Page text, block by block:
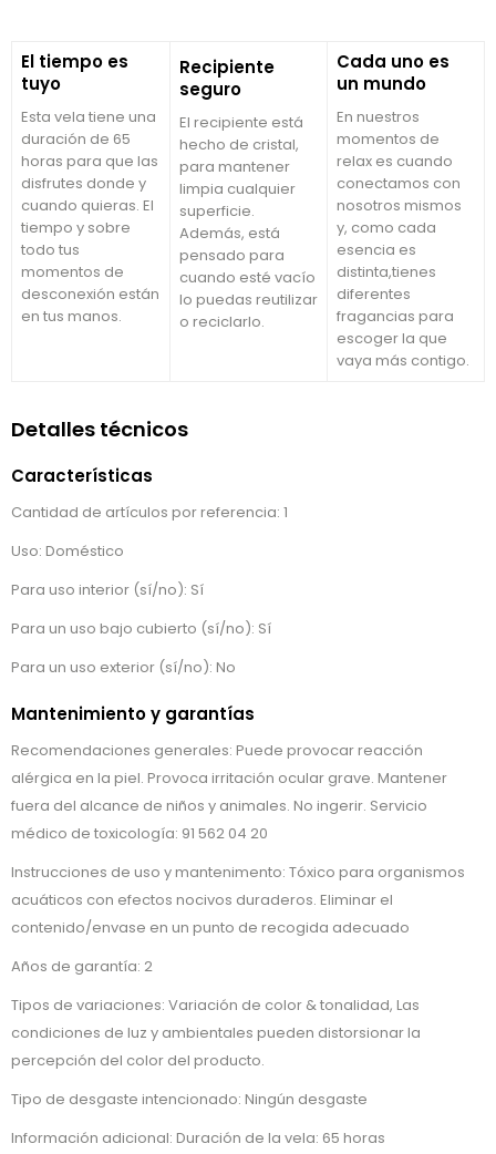
El tiempo es
tuyo
Esta vela tiene una
duración de 65
horas para que las
disfrutes donde y
cuando quieras. El
tiempo y sobre
todo tus
momentos de
desconexión están
en tus manos.
Recipiente
seguro
El recipiente está
hecho de cristal,
para mantener
limpia cualquier
superficie.
Además, está
pensado para
cuando esté vacío
lo puedas reutilizar
o reciclarlo.
Cada uno es
un mundo
En nuestros
momentos de
relax es cuando
conectamos con
nosotros mismos
y, como cada
esencia es
distinta,tienes
diferentes
fragancias para
escoger la que
vaya más contigo.
Detalles técnicos
Características
Cantidad de artículos por referencia: 1
Uso: Doméstico
Para uso interior (sí/no): Sí
Para un uso bajo cubierto (sí/no): Sí
Para un uso exterior (sí/no): No
Mantenimiento y garantías
Recomendaciones generales: Puede provocar reacción
alérgica en la piel. Provoca irritación ocular grave. Mantener
fuera del alcance de niños y animales. No ingerir. Servicio
médico de toxicología: 91 562 04 20
Instrucciones de uso y mantenimento: Tóxico para organismos
acuáticos con efectos nocivos duraderos. Eliminar el
contenido/envase en un punto de recogida adecuado
Años de garantía: 2
Tipos de variaciones: Variación de color & tonalidad, Las
condiciones de luz y ambientales pueden distorsionar la
percepción del color del producto.
Tipo de desgaste intencionado: Ningún desgaste
Información adicional: Duración de la vela: 65 horas